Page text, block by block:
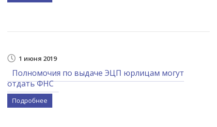
1 июня 2019
Полномочия по выдаче ЭЦП юрлицам могут
отдать ФНС
Подробнее